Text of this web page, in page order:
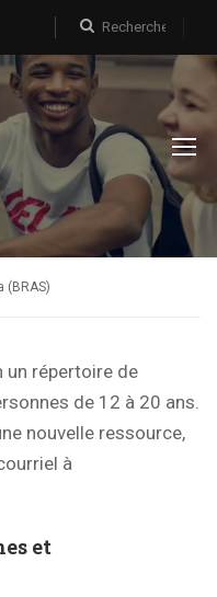
(BRAS)
un répertoire de
de 12 à 20 ans.
nouvelle ressource,
à
et